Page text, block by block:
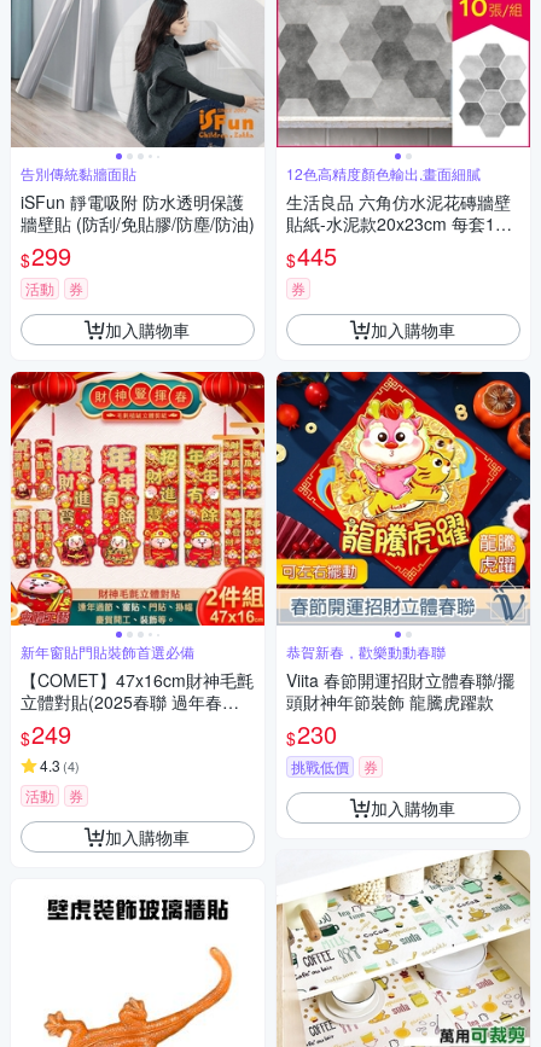
告別傳統黏牆面貼
iSFun 靜電吸附 防水透明保護
牆壁貼 (防刮/免貼膠/防塵/防油)
$299
活動 券
加入購物車
新年窗貼門貼裝飾首選必備
【COMET】47x16cm財神毛氈
立體對貼(2025春聯 過年春聯
招財 春聯對貼 招福)
$249
4.3 (4)
活動 券
加入購物車
12色高精度顏色輸出,畫面細膩
生活良品 六角仿水泥花磚牆壁
貼紙-水泥款20x23cm 每套10
片(防水即撕即貼)
$445
券
加入購物車
恭賀新春，歡樂動動春聯
Viita 春節開運招財立體春聯/擺
頭財神年節裝飾 龍騰虎躍款
$230
挑戰低價 券
加入購物車